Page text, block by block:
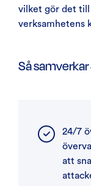
vilket gör det till
verksamhetens
Så
24/7
att